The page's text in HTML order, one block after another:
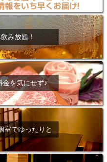
み放題！
金を気にせず♪
室でゆったりと